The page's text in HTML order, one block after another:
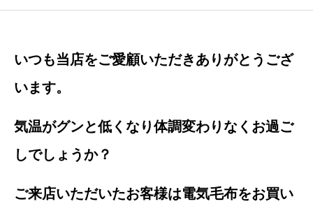
いつも当店をご愛顧いただきありがとうござ
います。
気温がグンと低くなり体調変わりなくお過ご
しでしょうか？
ご来店いただいたお客様は電気毛布をお買い